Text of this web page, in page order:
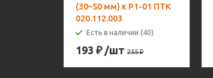
(30–50 мм) к Р1-01 ПТК
020.112.003
Есть в наличии (40)
193 ₽ /шт 255₽